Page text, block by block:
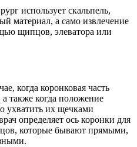
использует скальпель,
материал, а само извлечение
щипцов, элеватора или
когда коронковая часть
также когда положение
ухватить их щечками
определяет ось коронки для
которые бывают прямыми,